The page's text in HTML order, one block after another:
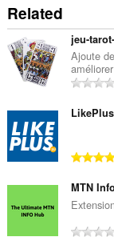
Related
jeu-
Ajoute
MTN